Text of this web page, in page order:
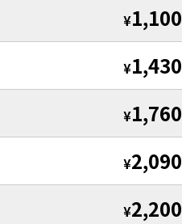
¥1,100
¥1,430
¥1,760
¥2,090
¥2,200